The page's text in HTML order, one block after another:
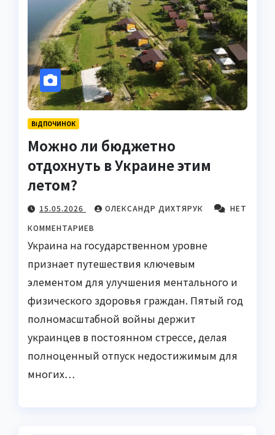
ВІДПОЧИНОК
Можно ли бюджетно
отдохнуть в Украине этим
летом?
15.05.2026 ОЛЕКСАНДР ДИХТЯРУК
НЕТ
КОММЕНТАРИЕВ
Украина на государственном уровне
признает путешествия ключевым
элементом для улучшения ментального и
физического здоровья граждан. Пятый год
полномасштабной войны держит
украинцев в постоянном стрессе, делая
полноценный отпуск недостижимым для
многих…